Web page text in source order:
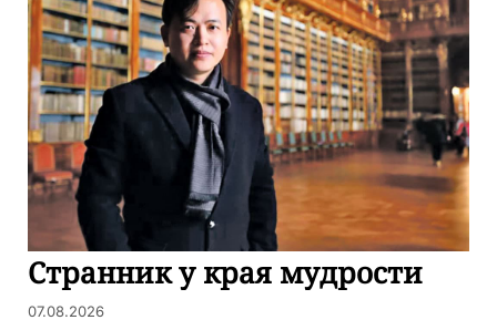
Странник у края мудрости
07.08.2026